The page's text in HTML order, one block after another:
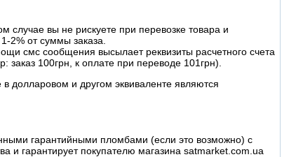
случае вы не рискуете при перевозке товара и
2% от суммы заказа.
смс сообщения высылает реквизиты расчетного счета
100грн, к оплате при переводе 101грн).
долларовом и другом эквиваленте являются
гарантийными пломбами (если это возможно) с
гарантирует покупателю магазина satmarket.com.ua